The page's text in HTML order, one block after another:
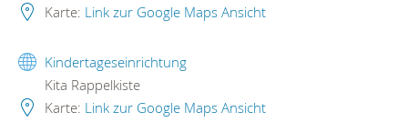
Karte: Link zur Google Maps Ansicht
Kindertageseinrichtung
Kita Rappelkiste
Karte: Link zur Google Maps Ansicht